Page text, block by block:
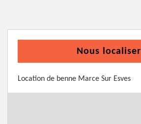
Nous localiser
Location de benne Marce Sur Esves